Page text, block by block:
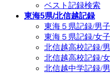
ベスト記録検索
東海5県/北信越記録
東海５県記録/男子
東海５県記録/女子
北信越高校記録/
北信越高校記録/
北信越中学記録/